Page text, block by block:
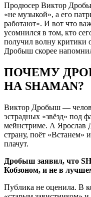
Продюсер Виктор
«не музыкой», а его
работают». И вот что
усомнился в том, кто
получил волну критики
Дробыш скорее
ПОЧЕМУ
НА SHAMAN?
Виктор Дробыш —
эстрадных «звёзд» под
мейнстриме. А Ярослав
страну, поёт «Встанем»
плачут.
Дробыш заявил, что
Кобзоном, и не в
Публика не оценила. В